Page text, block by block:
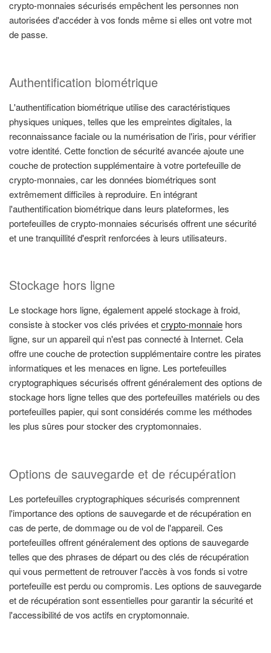
crypto-monnaies sécurisés empêchent les personnes non
autorisées d'accéder à vos fonds même si elles ont votre mot
de passe.
Authentification biométrique
L'authentification biométrique utilise des caractéristiques
physiques uniques, telles que les empreintes digitales, la
reconnaissance faciale ou la numérisation de l'iris, pour vérifier
votre identité. Cette fonction de sécurité avancée ajoute une
couche de protection supplémentaire à votre portefeuille de
crypto-monnaies, car les données biométriques sont
extrêmement difficiles à reproduire. En intégrant
l'authentification biométrique dans leurs plateformes, les
portefeuilles de crypto-monnaies sécurisés offrent une sécurité
et une tranquillité d'esprit renforcées à leurs utilisateurs.
Stockage hors ligne
Le stockage hors ligne, également appelé stockage à froid,
consiste à stocker vos clés privées etcrypto-monnaie hors
ligne, sur un appareil qui n'est pas connecté à Internet. Cela
offre une couche de protection supplémentaire contre les pirates
informatiques et les menaces en ligne. Les portefeuilles
cryptographiques sécurisés offrent généralement des options de
stockage hors ligne telles que des portefeuilles matériels ou des
portefeuilles papier, qui sont considérés comme les méthodes
les plus sûres pour stocker des cryptomonnaies.
Options de sauvegarde et de récupération
Les portefeuilles cryptographiques sécurisés comprennent
l'importance des options de sauvegarde et de récupération en
cas de perte, de dommage ou de vol de l'appareil. Ces
portefeuilles offrent généralement des options de sauvegarde
telles que des phrases de départ ou des clés de récupération
qui vous permettent de retrouver l'accès à vos fonds si votre
portefeuille est perdu ou compromis. Les options de sauvegarde
et de récupération sont essentielles pour garantir la sécurité et
l'accessibilité de vos actifs en cryptomonnaie.